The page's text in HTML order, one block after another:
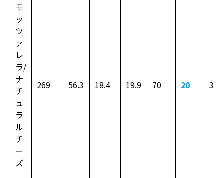
モ
ッ
ツ
ァ
レ
ラ/
ナ
チ
ュ
ラ
ル
チ
ー
ズ
269 56.3 18.4 19.9 70 20 330